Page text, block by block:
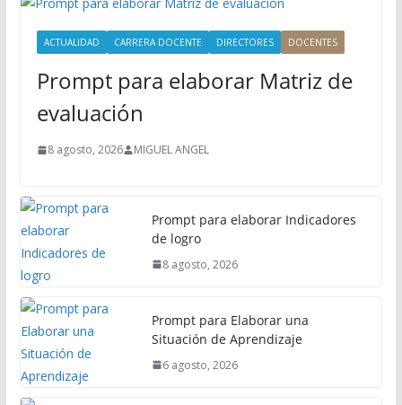
ACTUALIDAD CARRERA DOCENTE DIRECTORES DOCENTES
Prompt para elaborar Matriz de
evaluación
8 agosto, 2026 MIGUEL ANGEL
Prompt para elaborar Indicadores
de logro
8 agosto, 2026
Prompt para Elaborar una
Situación de Aprendizaje
6 agosto, 2026